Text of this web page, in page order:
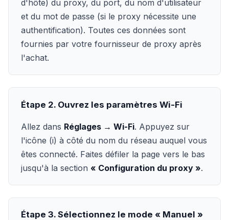
d'hôte) du proxy, du port, du nom d'utilisateur
et du mot de passe (si le proxy nécessite une
authentification). Toutes ces données sont
fournies par votre fournisseur de proxy après
l'achat.
Étape 2. Ouvrez les paramètres Wi-Fi
Allez dans Réglages → Wi-Fi. Appuyez sur
l'icône (i) à côté du nom du réseau auquel vous
êtes connecté. Faites défiler la page vers le bas
jusqu'à la section « Configuration du proxy ».
Étape 3. Sélectionnez le mode « Manuel »